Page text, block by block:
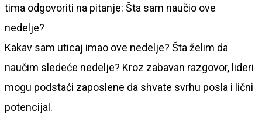
tima odgovoriti na pitanje: Šta sam naučio ove
nedelje?
Kakav sam uticaj imao ove nedelje? Šta želim da
naučim sledeće nedelje? Kroz zabavan razgovor, lideri
mogu podstaći zaposlene da shvate svrhu posla i lični
potencijal.